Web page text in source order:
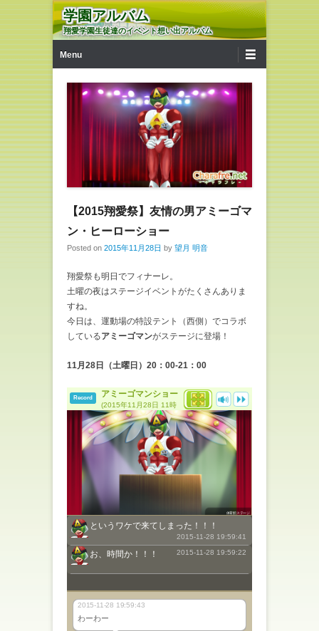
学園アルバム
翔愛学園生徒達のイベント想い出アルバム
Menu
【2015翔愛祭】友情の男アミーゴマ
ン・ヒーローショー
Posted on 2015年11月28日 by 望月 明音
翔愛祭も明日でフィナーレ。
土曜の夜はステージイベントがたくさんありま
すね。
今日は、運動場の特設テント（西側）でコラボ
しているアミーゴマンがステージに登場！
11月28日（土曜日）20：00-21：00